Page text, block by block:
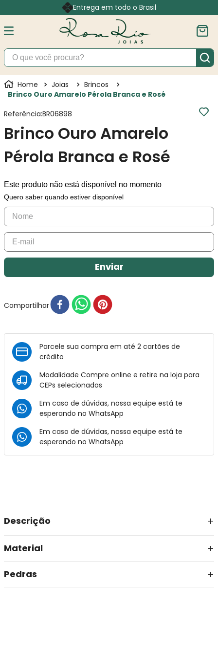
Entrega em todo o Brasil
O que você procura?
Joias
Brincos
Brinco Ouro Amarelo Pérola Branca e Rosé
Referência:BR06898
Brinco Ouro Amarelo
Pérola Branca e Rosé
Este produto não está disponível no momento
Quero saber quando estiver disponível
Enviar
Compartilhar
Parcele sua compra em até 2 cartões de
crédito
Modalidade Compre online e retire na loja para
CEPs selecionados
Em caso de dúvidas, nossa equipe está te
esperando no WhatsApp
Em caso de dúvidas, nossa equipe está te
esperando no WhatsApp
Descrição
Material
Pedras